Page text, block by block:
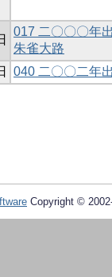
017 二〇〇〇年
朱雀大路
040 二〇〇二年
Copyright ©